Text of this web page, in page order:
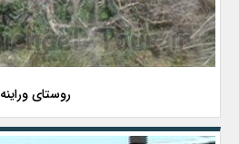
روستای وراینه